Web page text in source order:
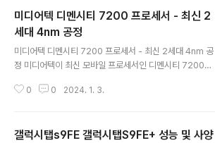
미디어텍 디멘시티 7200 프로세서 - 최신 2
세대 4nm 공정
미디어텍 디멘시티 7200 프로세서 - 최신 2세대 4nm 공
정 미디어텍이 최신 모바일 프로세서인 디멘시티 7200을
활용하여 생산되었으며, Cortex-A715 2.8GHz 2코어
보다 높은 긱벤치 성능과 함께, 쿼드코어 Arm Mali-G61
0 0 2024. 1. 3.
갤럭시탭s9FE 갤럭시탭S9FE+ 성능 및 사양